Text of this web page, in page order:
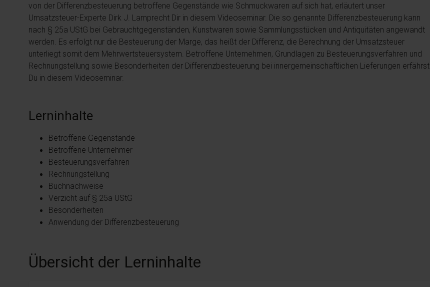
von der Differenzbesteuerung betroffene Gegenstände wie Schmuckwaren auf sich hat, erläutert unser
Umsatzsteuer-Experte Dirk J. Lamprecht Dir in diesem Videoseminar. Die so genannte Differenzbesteuerung kann
nach § 25a UStG bei Gebrauchtgegenständen, Kunstwaren sowie Sammlungsstücken und Antiquitäten angewandt
werden. Es erfolgt nur die Besteuerung der Marge, das heißt der Differenz, die Berechnung der Umsatzsteuer
unterliegt somit dem Mehrwertsteuersystem. Betroffene Unternehmen, Grundlagen zu Besteuerungsverfahren und
Rechnungstellung sowie Besonderheiten der Differenzbesteuerung bei innergemeinschaftlichen Lieferungen erfährst
Du in diesem Videoseminar.
Lerninhalte
Betroffene Gegenstände
Betroffene Unternehmer
Besteuerungsverfahren
Rechnungstellung
Buchnachweise
Verzicht auf § 25a UStG
Besonderheiten
Anwendung der Differenzbesteuerung
Übersicht der Lerninhalte